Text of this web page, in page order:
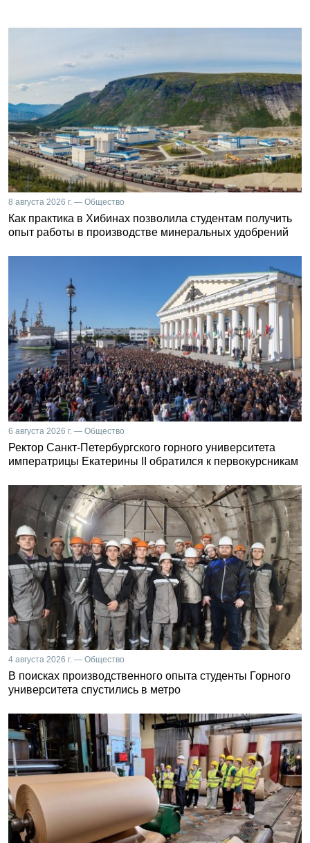
8 августа 2026 г. — Общество
Как практика в Хибинах позволила студентам получить
опыт работы в производстве минеральных удобрений
6 августа 2026 г. — Общество
Ректор Санкт-Петербургского горного университета
императрицы Екатерины II обратился к первокурсникам
4 августа 2026 г. — Общество
В поисках производственного опыта студенты Горного
университета спустились в метро